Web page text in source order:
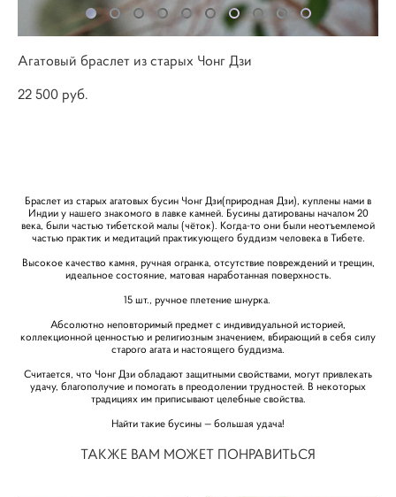
Агатовый браслет из старых Чонг Дзи
22 500 pуб.
Браслет из старых агатовых бусин Чонг Дзи(природная Дзи), куплены нами в
Индии у нашего знакомого в лавке камней. Бусины датированы началом 20
века, были частью тибетской малы (чёток). Когда-то они были неотъемлемой
частью практик и медитаций практикующего буддизм человека в Тибете.
Высокое качество камня, ручная огранка, отсутствие повреждений и трещин,
идеальное состояние, матовая наработанная поверхность.
15 шт., ручное плетение шнурка.
Абсолютно неповторимый предмет с индивидуальной историей,
коллекционной ценностью и религиозным значением, вбирающий в себя силу
старого агата и настоящего буддизма.
Считается, что Чонг Дзи обладают защитными свойствами, могут привлекать
удачу, благополучие и помогать в преодолении трудностей. В некоторых
традициях им приписывают целебные свойства.
Найти такие бусины — большая удача!
ТАКЖЕ ВАМ МОЖЕТ ПОНРАВИТЬСЯ